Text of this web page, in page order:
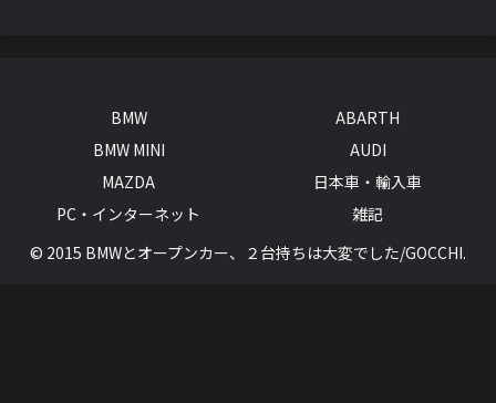
BMW
ABARTH
BMW MINI
AUDI
MAZDA
日本車・輸入車
PC・インターネット
雑記
© 2015 BMWとオープンカー、２台持ちは大変でした/GOCCHI.